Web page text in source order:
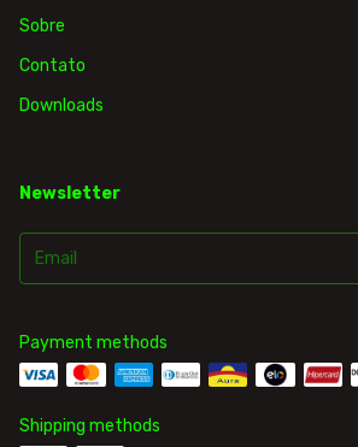
Sobre
Contato
Downloads
Newsletter
Payment methods
Shipping methods